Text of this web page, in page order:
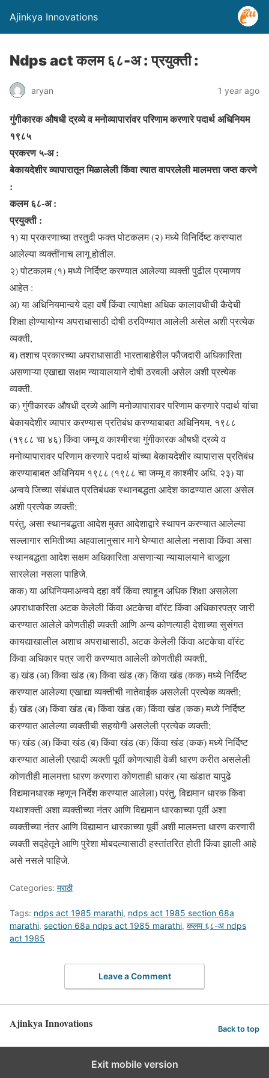
Ajinkya Innovations
Ndps act कलम ६८-अ : प्रयुक्ती :
aryan 1 year ago
गुंगीकारक औषधी द्रव्ये व मनोव्यापारांवर परिणाम करणारे पदार्थ अधिनियम
१९८५
प्रकरण ५-अ :
बेकायदेशीर व्यापारातून मिळालेली किंवा त्यात वापरलेली मालमत्ता जप्त करणे
:
कलम ६८-अ :
प्रयुक्ती :
१) या प्रकरणाच्या तरतुदी फक्त पोटकलम (२) मध्ये विनिर्दिष्ट करण्यात
आलेल्या व्यक्तींनाच लागू होतील.
२) पोटकलम (१) मध्ये निर्दिष्ट करण्यात आलेल्या व्यक्ती पुढील प्रमाणष
आहेत :
अ) या अधिनियमान्वये दहा वर्षे किंवा त्यापेक्षा अधिक कालावधीची कैदेची
शिक्षा होण्यायोग्य अपराधासाठी दोषी ठरविण्यात आलेली असेल अशी प्रत्येक
व्यक्ती,
ब) तशाच प्रकारच्या अपराधासाठी भारताबाहेरील फौजदारी अधिकारिता
असणाऱ्या एखाद्या सक्षम न्यायालयाने दोषी ठरवली असेल अशी प्रत्येक
व्यक्ती.
क) गुंगीकारक औषधी द्रव्ये आणि मनोव्यापारावर परिणाम करणारे पदार्थ यांचा
बेकायदेशीर व्यापार करण्यास प्रतिबंध करण्याबाबत अधिनियम, १९८८
(१९८८ चा ४६) किंवा जम्मू व काश्मीरचा गुंगीकारक औषधी द्रव्ये व
मनोव्यापारावर परिणाम करणारे पदार्थ यांच्या बेकायदेशीर व्यापारास प्रतिबंध
करण्याबाबत अधिनियम १९८८ (१९८८ चा जम्मू व काश्मीर अधि. २३) या
अन्वये जिच्या संबंधात प्रतिबंधक स्थानबद्धता आदेश काढण्यात आला असेल
अशी प्रत्येक व्यक्ती;
परंतु, असा स्थानबद्धता आदेश मुक्त आदेशाद्वारे स्थापन करण्यात आलेल्या
सल्लागार समितीच्या अहवालानुसार मागे घेण्यात आलेला नसावा किंवा असा
स्थानबद्धता आदेश सक्षम अधिकारिता असणाऱ्या न्यायालयाने बाजूला
सारलेला नसला पाहिजे.
कक) या अधिनियमाअन्वये दहा वर्षे किंवा त्याहून अधिक शिक्षा असलेला
अपराधाकरिता अटक केलेली किंवा अटकेचा वॉरंट किंवा अधिकारपत्र जारी
करण्यात आलेले कोणतीही व्यक्ती आणि अन्य कोणत्याही देशाच्या सुसंगत
कायद्याखालील अशाच अपराधासाठी, अटक केलेली किंवा अटकेचा वॉरंट
किंवा अधिकार पत्र जारी करण्यात आलेली कोणतीही व्यक्ती,
ड) खंड (अ) किंवा खंड (ब) किंवा खंड (क) किंवा खंड (कक) मध्ये निर्दिष्ट
करण्यात आलेल्या एखाद्या व्यक्तीची नातेवाईक असलेली प्रत्येक व्यक्ती;
ई) खंड (अ) किंवा खंड (ब) किंवा खंड (क) किंवा खंड (कक) मध्ये निर्दिष्ट
करण्यात आलेल्या व्यक्तीची सहयोगी असलेली प्रत्येक व्यक्ती;
फ) खंड (अ) किंवा खंड (ब) किंवा खंड (क) किंवा खंड (कक) मध्ये निर्दिष्ट
करण्यात आलेली एखादी व्यक्ती पूर्वी कोणत्याही वेळी धारण करीत असलेली
कोणतीही मालमत्ता धारण करणारा कोणताही धाकर (या खंडात यापुढे
विद्यमानधारक म्हणून निर्देश करण्यात आलेला) परंतु, विद्यमान धारक किंवा
यथाशक्ती अशा व्यक्तीच्या नंतर आणि विद्यमान धारकाच्या पूर्वी अशा
व्यक्तीच्या नंतर आणि विद्यामान धारकाच्या पूर्वी अशी मालमत्ता धारण करणारी
व्यक्ती सद्हेतूने आणि पुरेशा मोबदल्यासाठी हस्तांतरित होती किंवा झाली आहे
असे नसले पाहिजे.
Categories: मराठी
Tags: ndps act 1985 marathi, ndps act 1985 section 68a
marathi, section 68a ndps act 1985 marathi, कलम ६८-अ ndps
act 1985
Leave a Comment
Ajinkya Innovations Back to top
Exit mobile version